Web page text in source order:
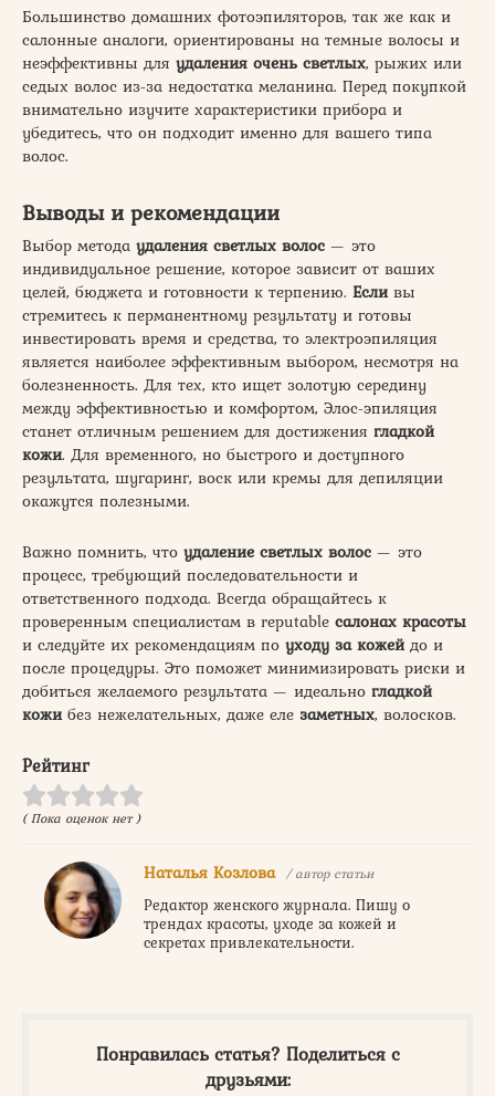
Большинство домашних фотоэпиляторов, так же как и
салонные аналоги, ориентированы на темные волосы и
неэффективны для удаления очень светлых, рыжих или
седых волос из-за недостатка меланина. Перед покупкой
внимательно изучите характеристики прибора и
убедитесь, что он подходит именно для вашего типа
волос.
Выводы и рекомендации
Выбор метода удаления светлых волос — это
индивидуальное решение, которое зависит от ваших
целей, бюджета и готовности к терпению. Есливы
стремитесь к перманентному результату и готовы
инвестировать время и средства, то электроэпиляция
является наиболее эффективным выбором, несмотря на
болезненность. Для тех, кто ищет золотую середину
между эффективностью и комфортом, Элос-эпиляция
станет отличным решением для достижения гладкой
кожи. Для временного, но быстрого и доступного
результата, шугаринг, воск или кремы для депиляции
окажутся полезными.
Важно помнить, что удаление светлых волос — это
процесс, требующий последовательности и
ответственного подхода. Всегда обращайтесь к
проверенным специалистам в reputable салонах красоты
и следуйте их рекомендациям по уходу за кожейдо и
после процедуры. Это поможет минимизировать риски и
добиться желаемого результата — идеально гладкой
кожибез нежелательных, даже еле заметных, волосков.
Рейтинг
( Пока оценок нет )
Наталья Козлова / автор статьи
Редактор женского журнала. Пишу о
трендах красоты, уходе за кожей и
секретах привлекательности.
Понравилась статья? Поделиться с
друзьями: